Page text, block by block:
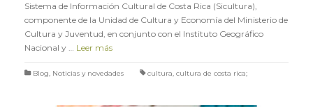
Sistema de Información Cultural de Costa Rica (Sicultura),
componente de la Unidad de Cultura y Economía del Ministerio de
Cultura y Juventud, en conjunto con el Instituto Geográfico
Nacional y … Leer más
Blog, Noticias y novedades cultura, cultura de costa rica;